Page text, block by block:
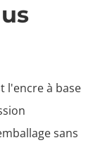
l'encre à base
sans